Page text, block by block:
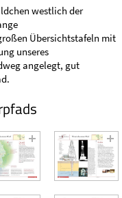
westlich der
Übersichtstafeln mit
unseres
angelegt, gut